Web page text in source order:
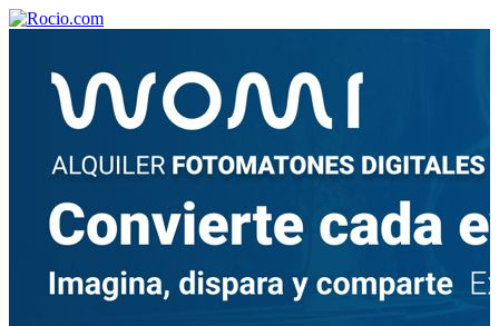
¡Bienvenido! Soy el asistente virtual de rocio.com.
¿En qué puedo ayudarte?